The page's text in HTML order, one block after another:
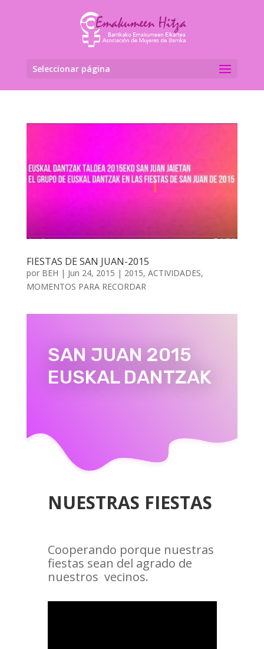
Seleccionar página
FIESTAS DE SAN JUAN-2015
por BEH | Jun 24, 2015 | 2015, ACTIVIDADES,
MOMENTOS PARA RECORDAR
SAN JUAN 2015
EUSKAL DANTZAK
NUESTRAS FIESTAS
Cooperando porque nuestras
fiestas sean del agrado de
nuestros vecinos.